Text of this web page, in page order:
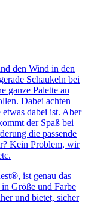
den Wind in den
Schaukeln bei
ganze Palette an
Dabei achten
dabei ist. Aber
der Spaß bei
die passende
Kein Problem, wir
ist genau das
Größe und Farbe
und bietet, sicher